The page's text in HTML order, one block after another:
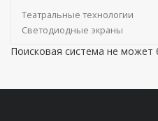
Театральные технологии
Светодиодные экраны
Поисковая система не может